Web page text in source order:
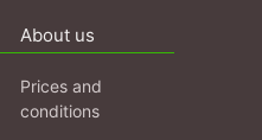
About us
Prices and
conditions